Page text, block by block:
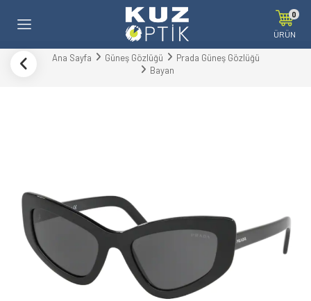
0
ÜRÜN
Ana Sayfa Güneş Gözlüğü
Prada Güneş Gözlüğü
Bayan